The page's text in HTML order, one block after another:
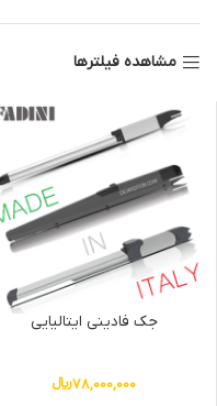
مشاهده فیلترها
جک فادینی ایتالیایی
78,000,000﷼